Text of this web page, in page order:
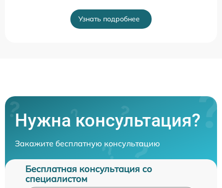
Узнать подробнее
Нужна консультация?
Закажите бесплатную консультацию
Бесплатная консультация со
специалистом